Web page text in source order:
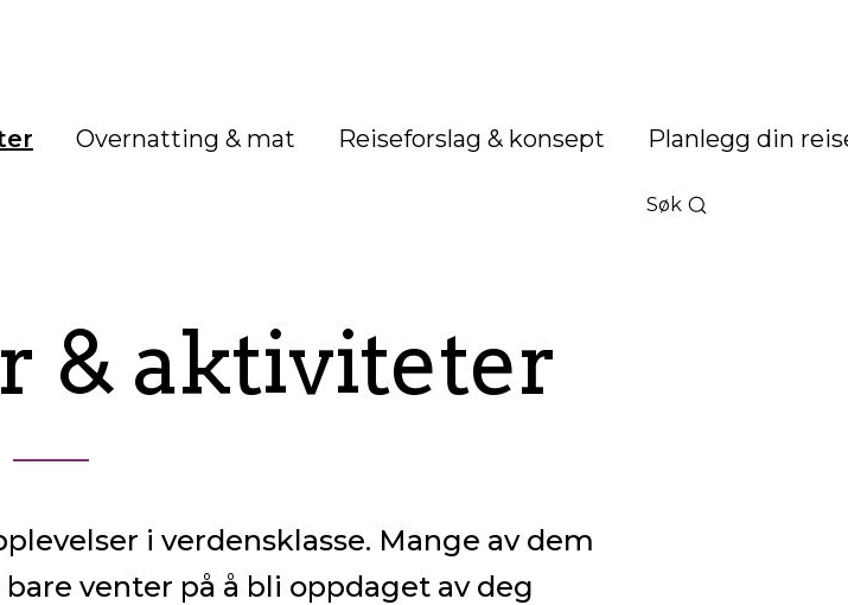
Overnatting & mat Reiseforslag & konsept Planlegg din
Søk
& aktiviteter
i verdensklasse. Mange av dem
venter på å bli oppdaget av deg